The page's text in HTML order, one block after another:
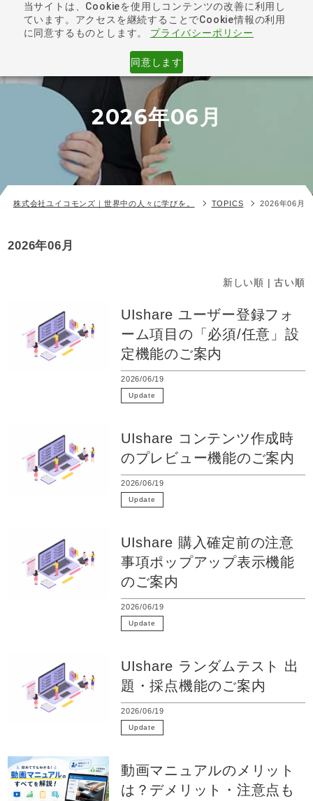
当サイトは、Cookieを使用しコンテンツの改善に利用し
ています。アクセスを継続することでCookie情報の利用
に同意するものとします。 プライバシーポリシー
同意します
toggle
2026年06月
株式会社ユイコモンズ｜世界中の人々に学びを。 TOPICS 2026年06月
2026年06月
新しい順 |古い順
UIshare ユーザー登録フォ
ーム項目の「必須/任意」設
定機能のご案内
2026/06/19
Update
UIshare コンテンツ作成時
のプレビュー機能のご案内
2026/06/19
Update
UIshare 購入確定前の注意
事項ポップアップ表示機能
のご案内
2026/06/19
Update
UIshare ランダムテスト 出
題・採点機能のご案内
2026/06/19
Update
動画マニュアルのメリット
は？デメリット・注意点も